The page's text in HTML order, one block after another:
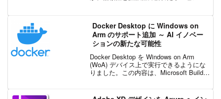
チーム...
Docker Desktop に Windows on
Arm のサポート追加 ～ AI イノベー
ションの新たな可能性
Docker Desktop を Windows on Arm
(WoA) デバイス上で実行できるようにな
りました。この内容は、Microsoft Build